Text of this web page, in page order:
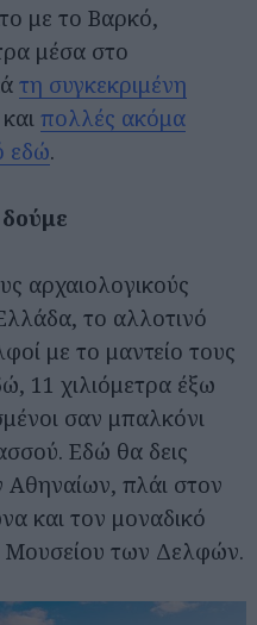
με το Βαρκό,
μέσα στο
τη συγκεκριμένη
και πολλές ακόμα
εδώ.
αρχαιολογικούς
το αλλοτινό
με το μαντείο τους
11 χιλιόμετρα έξω
σαν μπαλκόνι
Εδώ θα δεις
πλάι στον
και τον μοναδικό
Μουσείου των Δελφών.